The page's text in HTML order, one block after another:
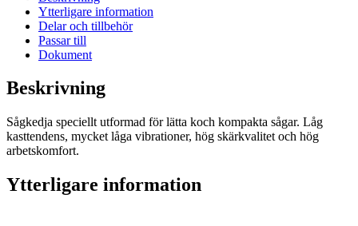
MM
mängd
Ytterligare information
Delar och tillbehör
Passar till
Dokument
Beskrivning
Sågkedja speciellt utformad för lätta koch kompakta sågar. Låg
kasttendens, mycket låga vibrationer, hög skärkvalitet och hög
arbetskomfort.
Ytterligare information